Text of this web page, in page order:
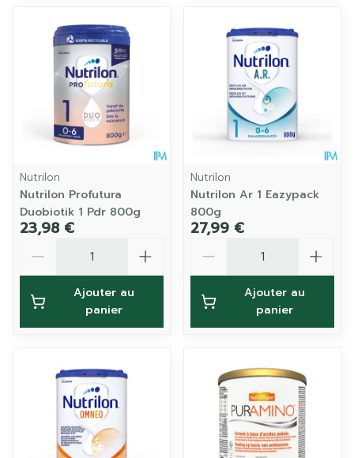
Nutrilon
Nutrilon Profutura
Duobiotik 1 Pdr 800g
23,98 €
Ajouter au
panier
Nutrilon
Nutrilon Ar 1 Eazypack
800g
27,99 €
Ajouter au
panier